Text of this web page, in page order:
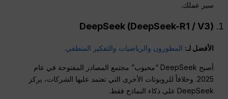
سير عملك.
DeepSeek (DeepSeek-R1 / V3)
الأفضل لـ: المطورون والرياضيات والتفكير المنطقي.
أصبح DeepSeek “محبوب” مجتمع المصادر المفتوحة في عام
2025. وخلافاً للروبوتات الأخرى التي تعتمد عليها الشركات، يركز
DeepSeek على ذكاء النماذج فقط.